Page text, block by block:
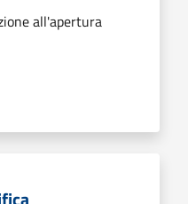
all'apertura